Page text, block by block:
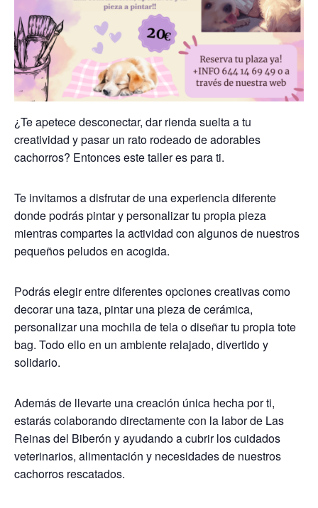
¿Te apetece desconectar, dar rienda suelta a tu
creatividad y pasar un rato rodeado de adorables
cachorros? Entonces este taller es para ti.
Te invitamos a disfrutar de una experiencia diferente
donde podrás pintar y personalizar tu propia pieza
mientras compartes la actividad con algunos de nuestros
pequeños peludos en acogida.
Podrás elegir entre diferentes opciones creativas como
decorar una taza, pintar una pieza de cerámica,
personalizar una mochila de tela o diseñar tu propia tote
bag. Todo ello en un ambiente relajado, divertido y
solidario.
Además de llevarte una creación única hecha por ti,
estarás colaborando directamente con la labor de Las
Reinas del Biberón y ayudando a cubrir los cuidados
veterinarios, alimentación y necesidades de nuestros
cachorros rescatados.